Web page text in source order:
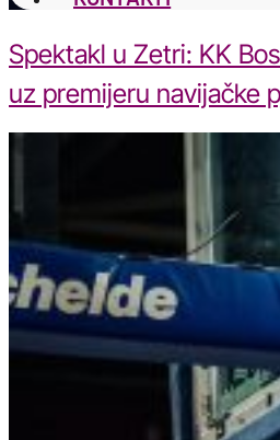
Spektakl u Zetri: KK
uz premijeru navijačke